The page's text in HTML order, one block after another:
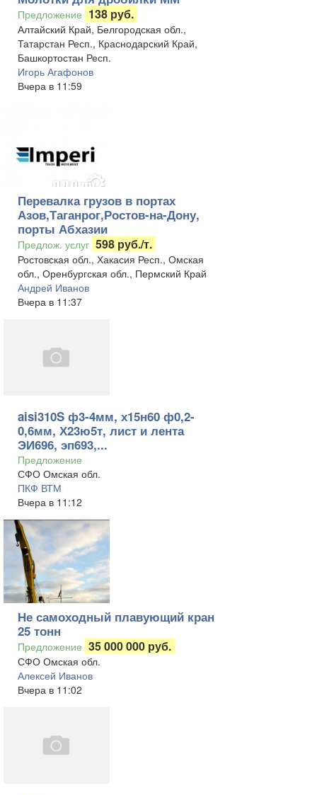
Предложение 138 руб.
Алтайский Край, Белгородская обл.,
Татарстан Респ., Краснодарский Край,
Башкортостан Респ.
Игорь Агафонов
Вчера в 11:59
Перевалка грузов в портах
Азов,Таганрог,Ростов-на-Дону,
порты Абхазии
Предлож. услуг 598 руб./т.
Ростовская обл., Хакасия Респ., Омская
обл., Оренбургская обл., Пермский Край
Андрей Иванов
Вчера в 11:37
aisi310S ф3-4мм, х15н60 ф0,2-
0,6мм, Х23ю5т, лист и лента
ЭИ696, эп693,...
Предложение
СФО Омская обл.
ПКФ ВТМ
Вчера в 11:12
Не самоходный плавующий кран
25 тонн
Предложение 35 000 000 руб.
СФО Омская обл.
Алексей Иванов
Вчера в 11:02